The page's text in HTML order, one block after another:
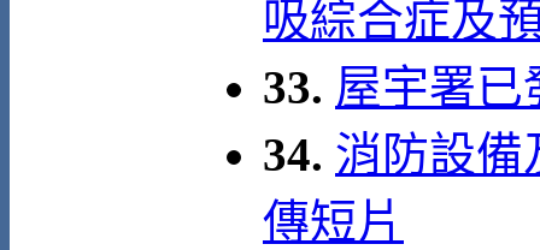
吸綜合症及
33. 屋宇署已
34. 消防設備
傳短片